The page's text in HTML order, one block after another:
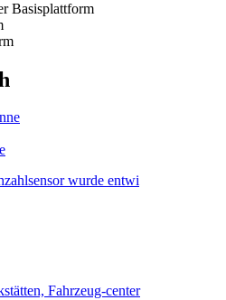
Basisplattform
wurde entwi
Fahrzeug-center